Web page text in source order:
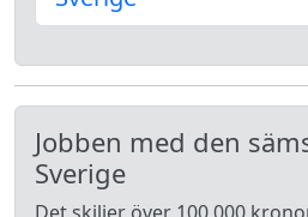
Jobben med den
Sverige